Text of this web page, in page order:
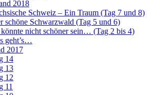
2018
Schweiz – Ein Traum (Tag 7 und 8)
schöne Schwarzwald (Tag 5 und 6)
könnte nicht schöner sein… (Tag 2 bis 4)
geht’s…
2017
14
13
12
11